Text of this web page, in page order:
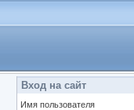
Вход на сайт
Имя пользователя